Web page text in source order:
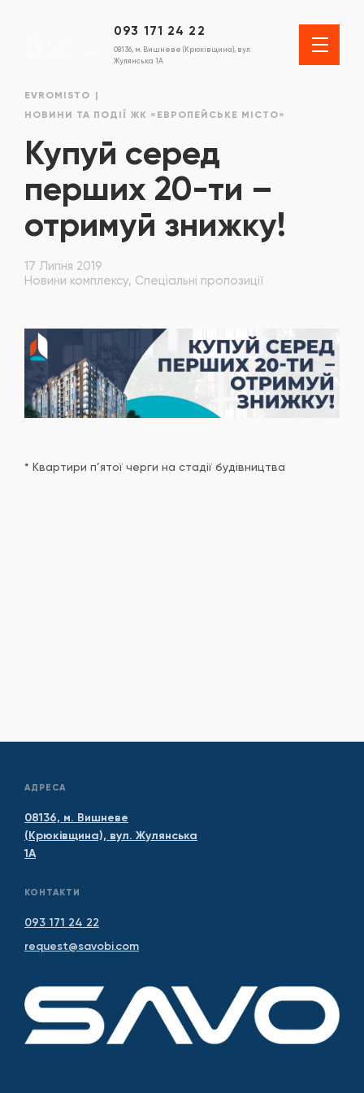
093 171 24 22
08136, м. Вишневе (Крюківщина), вул.
Жулянська 1А
EVROMISTO
НОВИНИ ТА ПОДІЇ ЖК «ЕВРОПЕЙСЬКЕ МІСТО»
Купуй серед
перших 20-ти –
отримуй знижку!
17 Липня 2019
Новини комплексу, Спеціальні пропозиції
* Квартири п’ятої черги на стадії будівництва
АДРЕСА
08136, м. Вишневе
(Крюківщина), вул. Жулянська
1А
КОНТАКТИ
093 171 24 22
request@savobi.com